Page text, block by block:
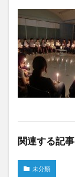
関連する記事
未分類